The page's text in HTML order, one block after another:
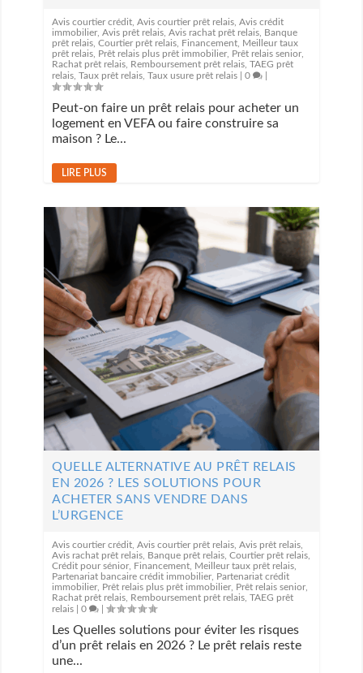
Avis courtier crédit ,Avis courtier prêt relais ,Avis crédit
immobilier ,Avis prêt relais ,Avis rachat prêt relais Banque
prêt relais ,Courtier prêt relais Financement Meilleur taux
prêt relais Prêt relais plus prêt immobilier Prêt relais senior
Rachat prêt relais Remboursement prêt relais ,TAEG prêt
relais ,Taux prêt relais ,Taux usure prêt relais |0
Peut-on faire un prêt relais pour acheter un
logement en VEFA ou faire construire sa
maison ? Le...
LIRE PLUS
QUELLE ALTERNATIVE AU PRÊT RELAIS
EN 2026 ? LES SOLUTIONS POUR
ACHETER SANS VENDRE DANS
L’URGENCE
Avis courtier crédit ,Avis courtier prêt relais ,Avis prêt relais
Avis rachat prêt relais Banque prêt relais ,Courtier prêt relais
Crédit pour sénior Financement Meilleur taux prêt relais
Partenariat bancaire crédit immobilier Partenariat crédit
immobilier Prêt relais plus prêt immobilier Prêt relais senior
Rachat prêt relais Remboursement prêt relais ,TAEG prêt
relais |0 |
Les Quelles solutions pour éviter les risques
d’un prêt relais en 2026 ? Le prêt relais reste
une...